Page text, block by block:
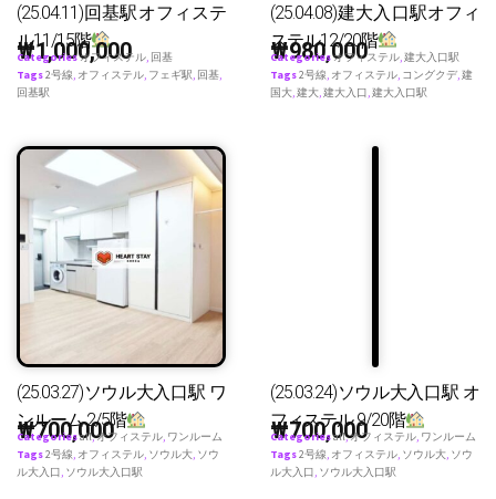
(25.04.11)回基駅オフィステ
ル11/15階
₩1,000,000
Categoriesオフィステル, 回基
Tags2号線, オフィステル, フェギ駅, 回基,
回基駅
(25.04.08)建大入口駅オフィ
ステル12/20階
₩980,000
Categoriesオフィステル,建大入口駅
Tags2号線, オフィステル, コングクデ,建
国大,建大,建大入口,建大入口駅
(25.03.27)ソウル大入口駅 ワ
ンルーム 2/5階
₩700,000
Categoriesall,オフィステル, ワンルーム
Tags2号線, オフィステル, ソウル大, ソウ
ル大入口, ソウル大入口駅
(25.03.24)ソウル大入口駅 オ
フィステル 9/20階
₩700,000
Categoriesall,オフィステル, ワンルーム
Tags2号線, オフィステル, ソウル大, ソウ
ル大入口, ソウル大入口駅